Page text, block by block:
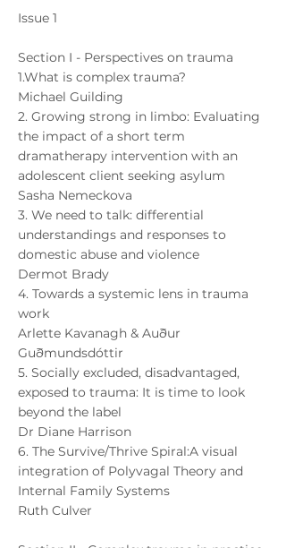
Issue 1
Section I - Perspectives on trauma
1.What is complex trauma?
Michael Guilding
2. Growing strong in limbo: Evaluating
the impact of a short term
dramatherapy intervention with an
adolescent client seeking asylum
Sasha Nemeckova
3. We need to talk: differential
understandings and responses to
domestic abuse and violence
Dermot Brady
4. Towards a systemic lens in trauma
work
Arlette Kavanagh & Auður
Guðmundsdóttir
5. Socially excluded, disadvantaged,
exposed to trauma: It is time to look
beyond the label
Dr Diane Harrison
6. The Survive/Thrive Spiral:A visual
integration of Polyvagal Theory and
Internal Family Systems
Ruth Culver